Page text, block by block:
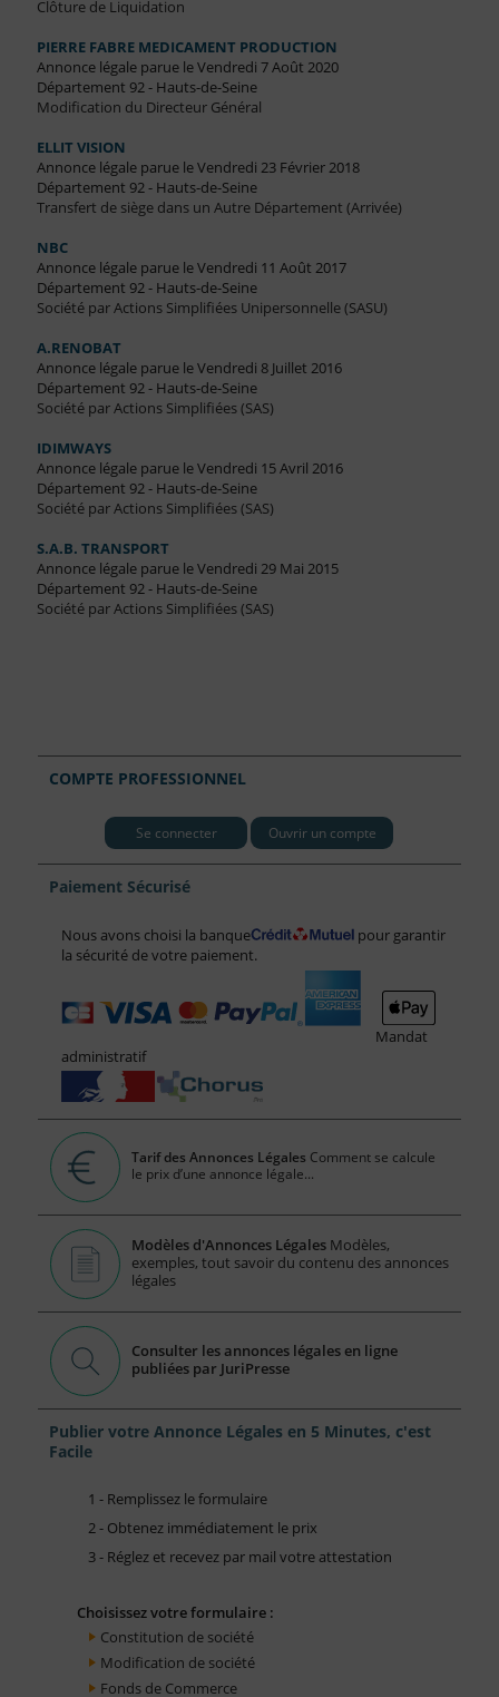
Clôture de Liquidation
PIERRE FABRE MEDICAMENT PRODUCTION
Annonce légale parue le Vendredi 7 Août 2020
Département 92 - Hauts-de-Seine
Modification du Directeur Général
ELLIT VISION
Annonce légale parue le Vendredi 23 Février 2018
Département 92 - Hauts-de-Seine
Transfert de siège dans un Autre Département (Arrivée)
NBC
Annonce légale parue le Vendredi 11 Août 2017
Département 92 - Hauts-de-Seine
Société par Actions Simplifiées Unipersonnelle (SASU)
A.RENOBAT
Annonce légale parue le Vendredi 8 Juillet 2016
Département 92 - Hauts-de-Seine
Société par Actions Simplifiées (SAS)
IDIMWAYS
Annonce légale parue le Vendredi 15 Avril 2016
Département 92 - Hauts-de-Seine
Société par Actions Simplifiées (SAS)
S.A.B. TRANSPORT
Annonce légale parue le Vendredi 29 Mai 2015
Département 92 - Hauts-de-Seine
Société par Actions Simplifiées (SAS)
COMPTE PROFESSIONNEL
Se connecter Ouvrir un compte
Paiement Sécurisé
Nous avons choisi la banque
pour garantir
la sécurité de votre paiement.
Mandat
administratif
Tarif des Annonces Légales Comment se calcule
le prix d’une annonce légale...
Modèles d'Annonces Légales Modèles,
exemples, tout savoir du contenu des annonces
légales
Consulter les annonces légales en ligne
publiées par JuriPresse
Publier votre Annonce Légales en 5 Minutes, c'est
Facile
1 - Remplissez le formulaire
2 - Obtenez immédiatement le prix
3 - Réglez et recevez par mail votre attestation
Choisissez votre formulaire :
Constitution de société
Modification de société
Fonds de Commerce